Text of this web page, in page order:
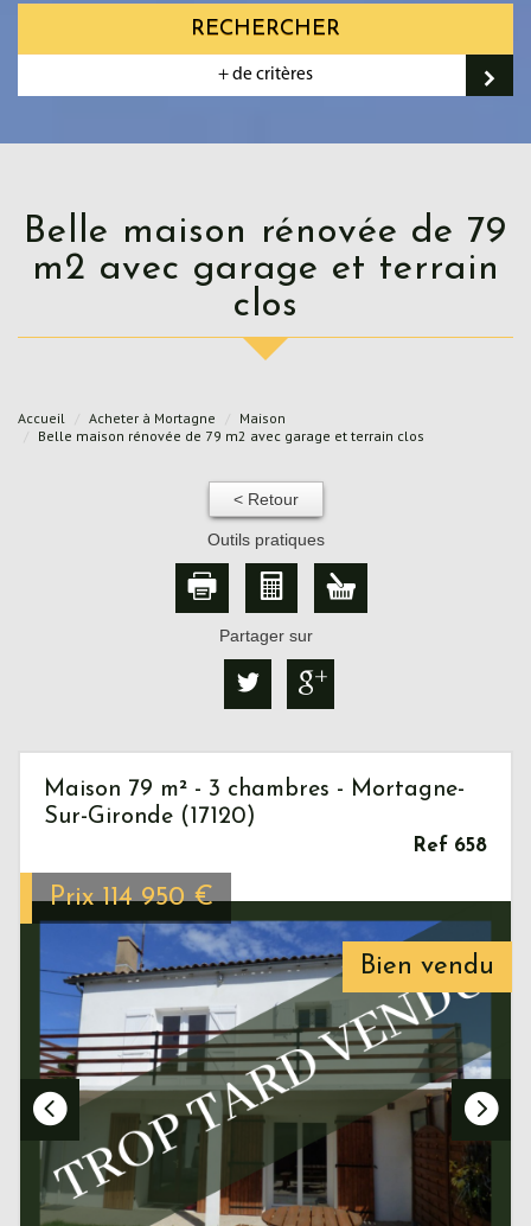
RECHERCHER
+ de critères
Belle maison rénovée de 79
m2 avec garage et terrain
clos
Accueil Acheter à Mortagne
Maison
Belle maison rénovée de 79 m2 avec garage et terrain clos
< Retour
Outils pratiques
Partager sur
Bien vendu
Maison 79 m² - 3 chambres - Mortagne-
Sur-Gironde (17120)
Ref 658
Prix 114 950 €